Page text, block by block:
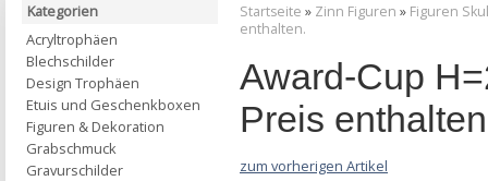
Startseite » Zinn Figuren » Figuren
enthalten.
Award-Cup
Preis
zum vorherigen Artikel
Kategorien
Acryltrophäen
Blechschilder
Design Trophäen
Etuis und Geschenkboxen
Figuren & Dekoration
Grabschmuck
Gravurschilder